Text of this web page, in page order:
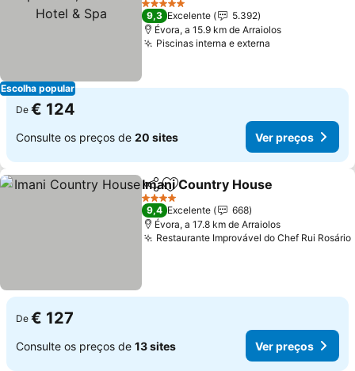
Escolha popular
5 Estrelas
9,3 Excelente
5.392
Évora, a 15.9 km de Arraiolos
Piscinas interna e externa
De € 124
Consulte os preços de 20 sites Ver preços
PartilharAdicionar aos favoritos
Imani Country House
4 Estrelas
9,4 Excelente
668
Évora, a 17.8 km de Arraiolos
Restaurante Improvável do Chef Rui Rosário
De € 127
Consulte os preços de 13 sites Ver preços